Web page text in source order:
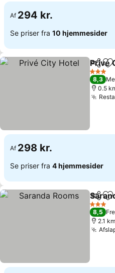
Af 294 kr.
Se priser fra 10 hjemmesider
Del
Privé
3 Stjerner
8,3
0.5
Af 298 kr.
Se priser fra 4 hjemmesider
Del
3 Stjerner
8,5
2.1